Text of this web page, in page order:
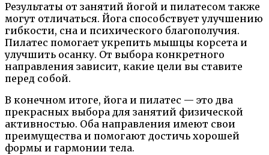
Результаты от занятий йогой и пилатесом также
могут отличаться. Йога способствует улучшению
гибкости, сна и психического благополучия.
Пилатес помогает укрепить мышцы корсета и
улучшить осанку. От выбора конкретного
направления зависит, какие цели вы ставите
перед собой.
В конечном итоге, йога и пилатес — это два
прекрасных выбора для занятий физической
активностью. Оба направления имеют свои
преимущества и помогают достичь хорошей
формы и гармонии тела.